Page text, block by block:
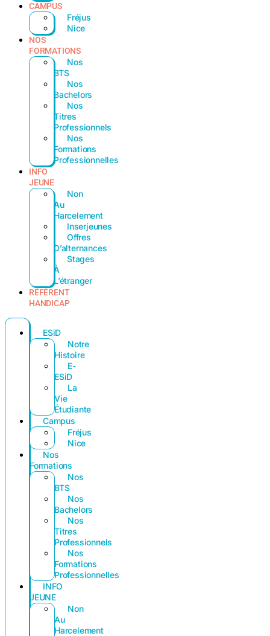
CAMPUS
Fréjus
Nice
NOS
FORMATIONS
Nos
BTS
Nos
Bachelors
Nos
Titres
Professionnels
Nos
Formations
Professionnelles
INFO
JEUNE
Non
Au
Harcelement
Inserjeunes
Offres
D’alternances
Stages
À
L’étranger
RÉFÉRENT
HANDICAP
ESiD
Notre
Histoire
E-
ESiD
La
Vie
Étudiante
Campus
Fréjus
Nice
Nos
Formations
Nos
BTS
Nos
Bachelors
Nos
Titres
Professionnels
Nos
Formations
Professionnelles
INFO
JEUNE
Non
Au
Harcelement